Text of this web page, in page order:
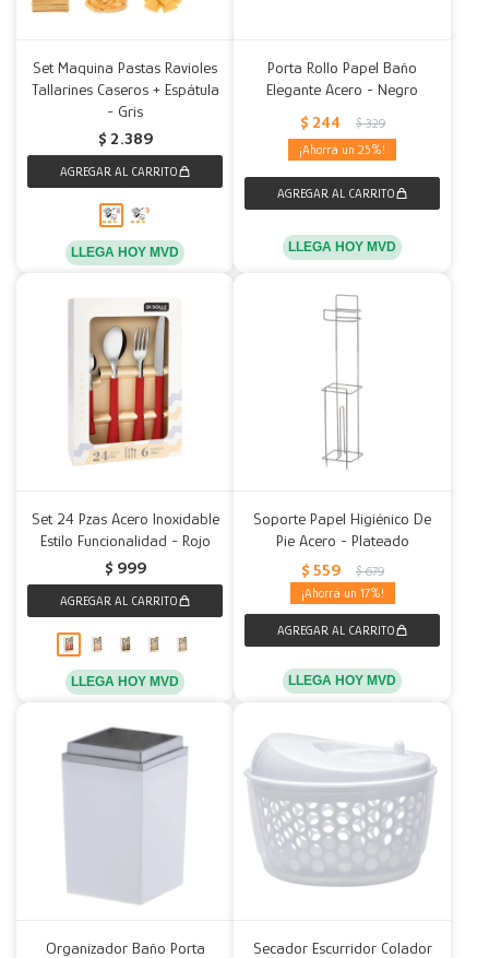
Set Maquina Pastas Ravioles
Tallarines Caseros + Espátula
- Gris
$ 2.389
LLEGA HOY MVD
Porta Rollo Papel Baño
Elegante Acero - Negro
$ 244 $ 329
25
LLEGA HOY MVD
Set 24 Pzas Acero Inoxidable
Estilo Funcionalidad - Rojo
$ 999
LLEGA HOY MVD
Soporte Papel Higiénico De
Pie Acero - Plateado
$ 559 $ 679
17
LLEGA HOY MVD
Organizador Baño Porta
Secador Escurridor Colador